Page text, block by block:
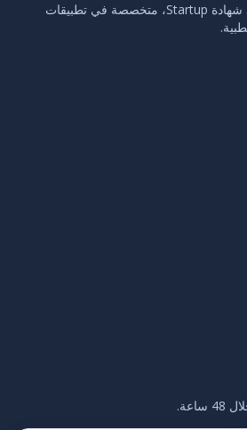
شركة جزائرية حاصلة على شهادة Startup، متخصصة في تطبيقات